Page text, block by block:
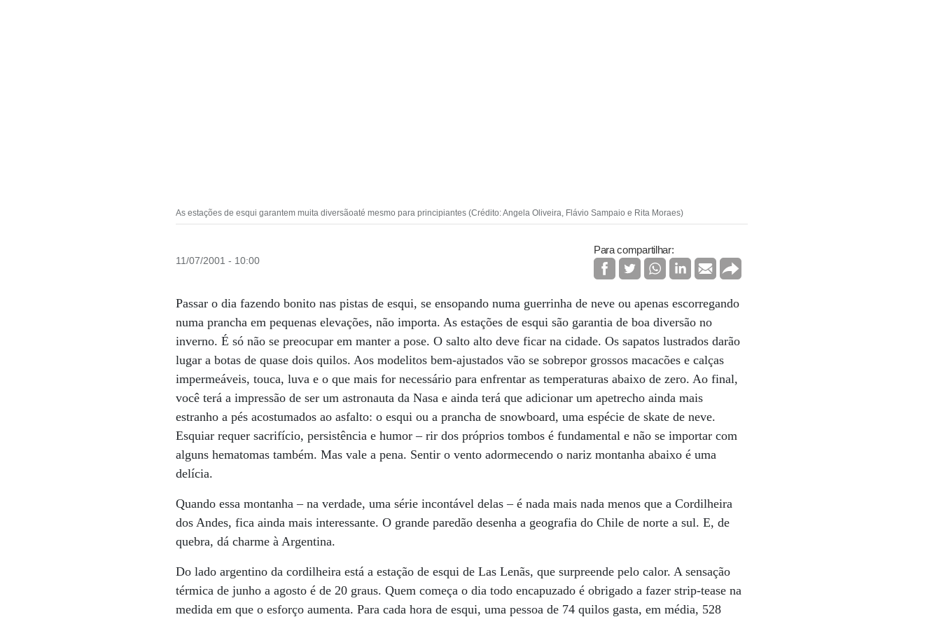
As estações de esqui garantem muita diversãoaté mesmo para principiantes (Crédito: Angela Oliveira, Flávio Sampaio e Rita Moraes)
11/07/2001 - 10:00
Para compartilhar:
Passar o dia fazendo bonito nas pistas de esqui, se ensopando numa guerrinha de neve ou apenas escorregando
numa prancha em pequenas elevações, não importa. As estações de esqui são garantia de boa diversão no
inverno. É só não se preocupar em manter a pose. O salto alto deve ficar na cidade. Os sapatos lustrados darão
lugar a botas de quase dois quilos. Aos modelitos bem-ajustados vão se sobrepor grossos macacões e calças
impermeáveis, touca, luva e o que mais for necessário para enfrentar as temperaturas abaixo de zero. Ao final,
você terá a impressão de ser um astronauta da Nasa e ainda terá que adicionar um apetrecho ainda mais
estranho a pés acostumados ao asfalto: o esqui ou a prancha de snowboard, uma espécie de skate de neve.
Esquiar requer sacrifício, persistência e humor – rir dos próprios tombos é fundamental e não se importar com
alguns hematomas também. Mas vale a pena. Sentir o vento adormecendo o nariz montanha abaixo é uma
delícia.
Quando essa montanha – na verdade, uma série incontável delas – é nada mais nada menos que a Cordilheira
dos Andes, fica ainda mais interessante. O grande paredão desenha a geografia do Chile de norte a sul. E, de
quebra, dá charme à Argentina.
Do lado argentino da cordilheira está a estação de esqui de Las Lenãs, que surpreende pelo calor. A sensação
térmica de junho a agosto é de 20 graus. Quem começa o dia todo encapuzado é obrigado a fazer strip-tease na
medida em que o esforço aumenta. Para cada hora de esqui, uma pessoa de 74 quilos gasta, em média, 528